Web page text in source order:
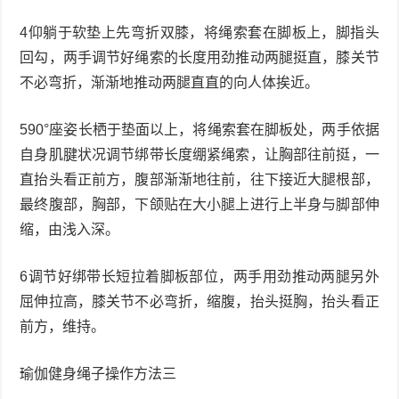
4仰躺于软垫上先弯折双膝，将绳索套在脚板上，脚指头
回勾，两手调节好绳索的长度用劲推动两腿挺直，膝关节
不必弯折，渐渐地推动两腿直直的向人体挨近。
590°座姿长栖于垫面以上，将绳索套在脚板处，两手依据
自身肌腱状况调节绑带长度绷紧绳索，让胸部往前挺，一
直抬头看正前方，腹部渐渐地往前，往下接近大腿根部，
最终腹部，胸部，下颌贴在大小腿上进行上半身与脚部伸
缩，由浅入深。
6调节好绑带长短拉着脚板部位，两手用劲推动两腿另外
屈伸拉高，膝关节不必弯折，缩腹，抬头挺胸，抬头看正
前方，维持。
瑜伽健身绳子操作方法三